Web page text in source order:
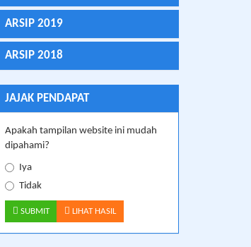
ARSIP 2019
ARSIP 2018
JAJAK PENDAPAT
Apakah tampilan website ini mudah
dipahami?
Iya
Tidak
SUBMIT LIHAT HASIL